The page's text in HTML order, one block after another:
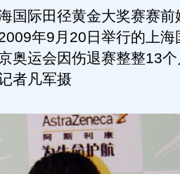
际田径黄金大奖赛赛前
年9月20日举行的上海
奥运会因伤退赛整整13
者凡军摄